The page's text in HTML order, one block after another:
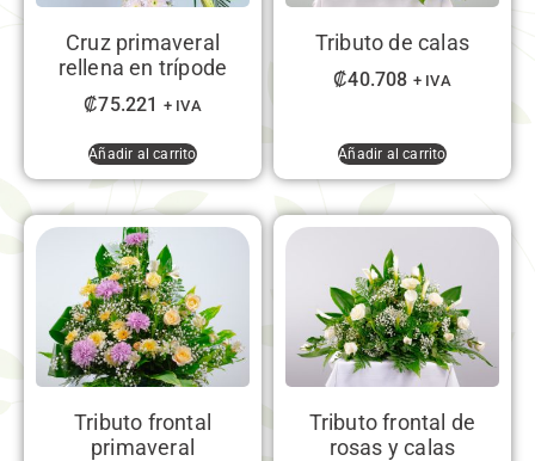
Cruz primaveral
rellena en trípode
₡75.221 + IVA
Añadir al carrito
Tributo de calas
₡40.708 + IVA
Añadir al carrito
Tributo frontal
primaveral
Tributo frontal de
rosas y calas